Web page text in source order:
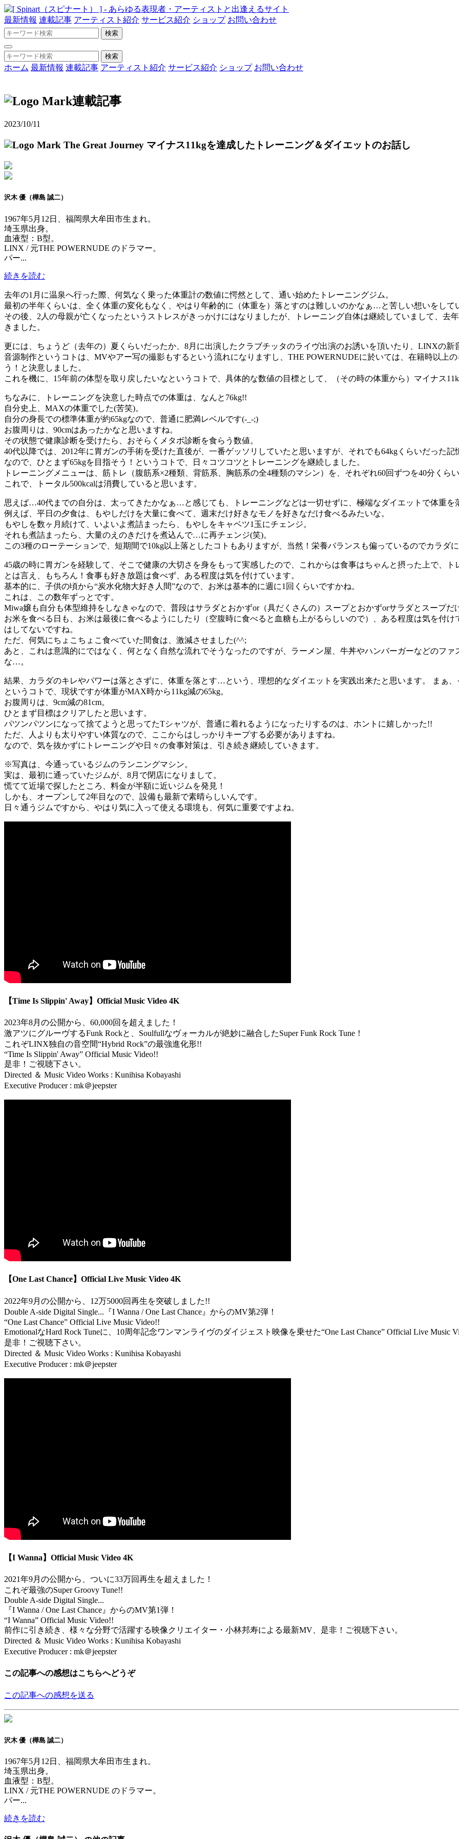
最新情報 連載記事 アーティスト紹介 サービス紹介 ショップ お問い合わせ
ホーム 最新情報 連載記事 アーティスト紹介 サービス紹介 ショップ お問い合わせ
連載記事
2023/10/11
The Great Journey マイナス11kgを達成したトレーニング＆ダイエットのお話し
沢木 優（樺島 誠二）
1967年5月12日、福岡県大牟田市生まれ。
埼玉県出身。
血液型：B型。
LINX / 元THE POWERNUDE のドラマー。
パー...
続きを読む
去年の1月に温泉へ行った際、何気なく乗った体重計の数値に愕然として、通い始めたトレーニングジム。
最初の半年くらいは、全く体重の変化もなく、やはり年齢的に（体重を）落とすのは難しいのかなぁ…と苦しい想いをして
その後、2人の母親が亡くなったというストレスがきっかけにはなりましたが、トレーニング自体は継続していまして、去
きました。
更には、ちょうど（去年の）夏くらいだったか、8月に出演したクラブチッタのライヴ出演のお誘いを頂いたり、LINXの
音源制作というコトは、MVやアー写の撮影もするという流れになりますし、THE POWERNUDEに於いては、在籍時以上
う！と決意しました。
これを機に、15年前の体型を取り戻したいなというコトで、具体的な数値の目標として、（その時の体重から）マイナス
ちなみに、トレーニングを決意した時点での体重は、なんと76kg!!
自分史上、MAXの体重でした(苦笑)。
自分の身長での標準体重が約65kgなので、普通に肥満レベルです(-_-;)
お腹周りは、90cmはあったかなと思いますね。
その状態で健康診断を受けたら、おそらくメタボ診断を食らう数値。
40代以降では、2012年に胃ガンの手術を受けた直後が、一番ゲッソリしていたと思いますが、それでも64kgくらいだった記
なので、ひとまず65kgを目指そう！というコトで、日々コツコツとトレーニングを継続しました。
トレーニングメニューは、筋トレ（腹筋系×2種類、背筋系、胸筋系の全4種類のマシン）を、それぞれ60回ずつを40分く
これで、トータル500kcalは消費していると思います。
思えば…40代までの自分は、太ってきたかなぁ…と感じても、トレーニングなどは一切せずに、極端なダイエットで体重を
例えば、平日の夕食は、もやしだけを大量に食べて、週末だけ好きなモノを好きなだけ食べるみたいな。
もやしを数ヶ月続けて、いよいよ煮詰まったら、もやしをキャベツ1玉にチェンジ。
それも煮詰まったら、大量のえのきだけを煮込んで…に再チェンジ(笑)。
この3種のローテーションで、短期間で10kg以上落としたコトもありますが、当然！栄養バランスも偏っているのでカラダ
45歳の時に胃ガンを経験して、そこで健康の大切さを身をもって実感したので、これからは食事はちゃんと摂った上で、ト
とは言え、もちろん！食事も好き放題は食べず、ある程度は気を付けています。
基本的に、子供の頃から“炭水化物大好き人間”なので、お米は基本的に週に1回くらいですかね。
これは、この数年ずっとです。
Miwa嬢も自分も体型維持をしなきゃなので、普段はサラダとおかずor（具だくさんの）スープとおかずorサラダとスープだ
お米を食べる日も、お米は最後に食べるようにしたり（空腹時に食べると血糖も上がるらしいので）、ある程度は気を付
はしてないですね。
ただ、何気にちょこちょこ食べていた間食は、激減させました(^^;
あと、これは意識的にではなく、何となく自然な流れでそうなったのですが、ラーメン屋、牛丼やハンバーガーなどのフ
な…。
結果、カラダのキレやパワーは落とさずに、体重を落とす…という、理想的なダイエットを実践出来たと思います。 まぁ
というコトで、現状ですが体重がMAX時から11kg減の65kg。
お腹周りは、9cm減の81cm。
ひとまず目標はクリアしたと思います。
パツンパツンになって捨てようと思ってたTシャツが、普通に着れるようになったりするのは、ホントに嬉しかった!!
ただ、人よりも太りやすい体質なので、ここからはしっかりキープする必要がありますね。
なので、気を抜かずにトレーニングや日々の食事対策は、引き続き継続していきます。
※写真は、今通っているジムのランニングマシン。
実は、最初に通っていたジムが、8月で閉店になりまして。
慌てて近場で探したところ、料金が半額に近いジムを発見！
しかも、オープンして2年目なので、設備も最新で素晴らしいんです。
日々通うジムですから、やはり気に入って使える環境も、何気に重要ですよね。
【Time Is Slippin' Away】Official Music Video 4K
2023年8月の公開から、60,000回を超えました！
激アツにグルーヴするFunk Rockと、Soulfullなヴォーカルが絶妙に融合したSuper Funk Rock Tune！
これぞLINX独自の音空間“Hybrid Rock”の最強進化形!!
“Time Is Slippin' Away” Official Music Video!!
是非！ご視聴下さい。
Directed ＆ Music Video Works : Kunihisa Kobayashi
Executive Producer : mk＠jeepster
【One Last Chance】Official Live Music Video 4K
2022年9月の公開から、12万5000回再生を突破しました!!
Double A-side Digital Single...『I Wanna / One Last Chance』からのMV第2弾！
“One Last Chance” Official Live Music Video!!
EmotionalなHard Rock Tuneに、10周年記念ワンマンライヴのダイジェスト映像を乗せた“One Last Chance” Official Live Music
是非！ご視聴下さい。
Directed ＆ Music Video Works : Kunihisa Kobayashi
Executive Producer : mk＠jeepster
【I Wanna】Official Music Video 4K
2021年9月の公開から、ついに33万回再生を超えました！
これぞ最強のSuper Groovy Tune!!
Double A-side Digital Single...
『I Wanna / One Last Chance』からのMV第1弾！
“I Wanna” Official Music Video!!
前作に引き続き、様々な分野で活躍する映像クリエイター・小林邦寿による最新MV、是非！ご視聴下さい。
Directed ＆ Music Video Works : Kunihisa Kobayashi
Executive Producer : mk＠jeepster
この記事への感想はこちらへどうぞ
この記事への感想を送る
沢木 優（樺島 誠二）
1967年5月12日、福岡県大牟田市生まれ。
埼玉県出身。
血液型：B型。
LINX / 元THE POWERNUDE のドラマー。
パー...
続きを読む